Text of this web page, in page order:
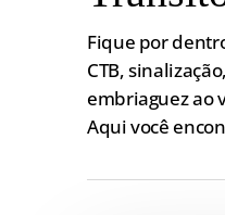
Fique por
CTB,
embriaguez ao
Aqui você